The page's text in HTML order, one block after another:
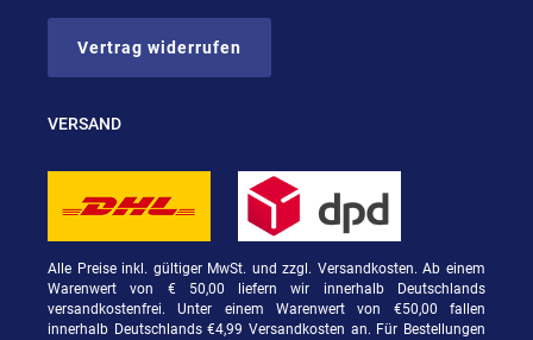
Vertrag widerrufen
VERSAND
Alle Preise inkl. gültiger MwSt. und zzgl. Versandkosten. Ab einem
Warenwert von € 50,00 liefern wir innerhalb Deutschlands
versandkostenfrei. Unter einem Warenwert von €50,00 fallen
innerhalb Deutschlands €4,99 Versandkosten an. Für Bestellungen